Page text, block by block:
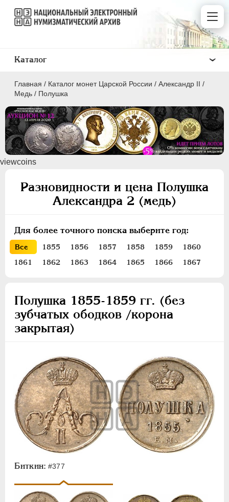
Главная / Каталог монет Царской России / Александр II /
Медь / Полушка
viewcoins
Разновидности и цена Полушка
Александра 2 (медь)
Для более точного поиска выберите год:
Все 1855 1856 1857 1858 1859
1860
1861
1862 1863 1864 1865 1866 1867
Полушка 1855-1859 гг. (без
зубчатых ободков /корона
закрытая)
Биткин: #377
Каталог
ПEТР I 1699 - 1725
ЕКАТЕРИНА I
АННА ИОАННОВНА 1730-1740
ИОАНН АНТОНОВИЧ 1740-1741
ПЕТР III 1762-1762
ЕКАТЕРИНА II
1762-1796
ПАВЕЛ I 1796-1801
АЛЕКСАНДР II
1855-1881
Золото
5 копеек
3 копейки
2 копейки
1 копейка
1/2 копейки
Денежка
1/4 копейки
Памятные и донативные